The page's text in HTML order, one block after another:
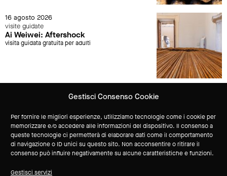
Gestisci Consenso Cookie
Per fornire le migliori esperienze, utilizziamo tecnologie come i cookie per
memorizzare e/o accedere alle informazioni del dispositivo. Il consenso a
queste tecnologie ci permetterà di elaborare dati come il comportamento
di navigazione o ID unici su questo sito. Non acconsentire o ritirare il
consenso può influire negativamente su alcune caratteristiche e funzioni.
Gestisci servizi
16 agosto 2026
visite guidate
Ai Weiwei: Aftershock
visita guidata gratuita per adulti
Vuoi ricevere aggiornamenti sulle attività del Museo?
Iscriviti alla newsletter
sponsor tecnico